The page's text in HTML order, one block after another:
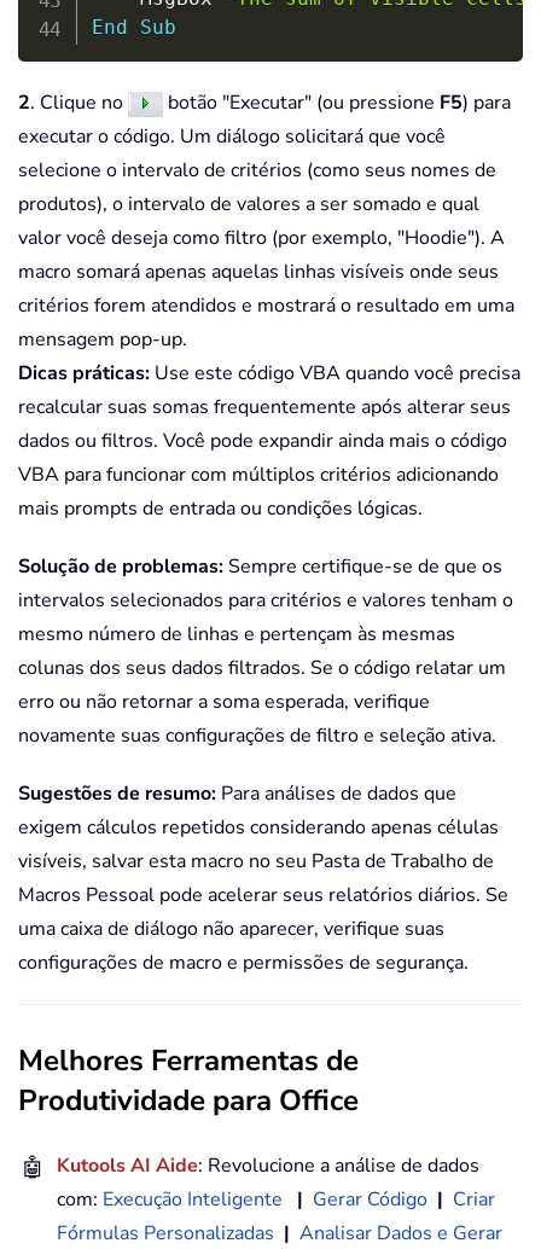
End
Sub
2. Clique no botão "Executar" (ou pressione F5) para
executar o código. Um diálogo solicitará que você
selecione o intervalo de critérios (como seus nomes de
produtos), o intervalo de valores a ser somado e qual
valor você deseja como filtro (por exemplo, "Hoodie"). A
macro somará apenas aquelas linhas visíveis onde seus
critérios forem atendidos e mostrará o resultado em uma
mensagem pop-up.
Dicas práticas: Use este código VBA quando você precisa
recalcular suas somas frequentemente após alterar seus
dados ou filtros. Você pode expandir ainda mais o código
VBA para funcionar com múltiplos critérios adicionando
mais prompts de entrada ou condições lógicas.
Solução de problemas: Sempre certifique-se de que os
intervalos selecionados para critérios e valores tenham o
mesmo número de linhas e pertençam às mesmas
colunas dos seus dados filtrados. Se o código relatar um
erro ou não retornar a soma esperada, verifique
novamente suas configurações de filtro e seleção ativa.
Sugestões de resumo: Para análises de dados que
exigem cálculos repetidos considerando apenas células
visíveis, salvar esta macro no seu Pasta de Trabalho de
Macros Pessoal pode acelerar seus relatórios diários. Se
uma caixa de diálogo não aparecer, verifique suas
configurações de macro e permissões de segurança.
Melhores Ferramentas de
Produtividade para Office
🤖 Kutools AI Aide: Revolucione a análise de dados
com: Execução Inteligente | Gerar Código | Criar
Fórmulas Personalizadas | Analisar Dados e Gerar